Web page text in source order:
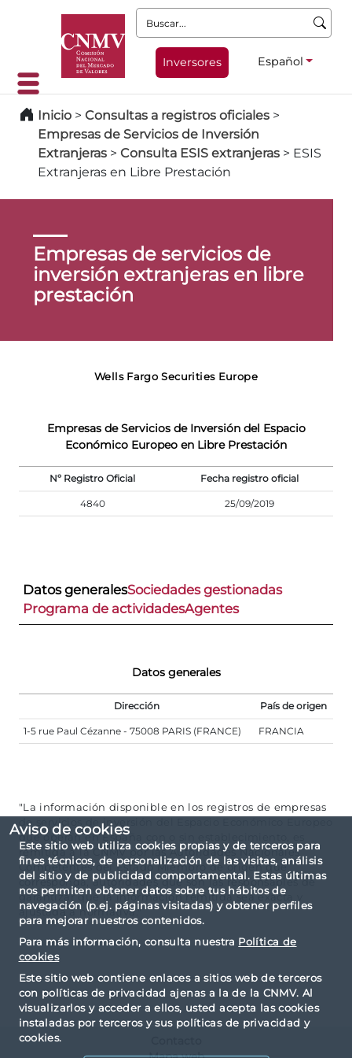
Aviso de cookies
Este sitio web utiliza cookies propias y de terceros para
fines técnicos, de personalización de las visitas, análisis
del sitio y de publicidad comportamental. Estas últimas
nos permiten obtener datos sobre tus hábitos de
navegación (p.ej. páginas visitadas) y obtener perfiles
para mejorar nuestros contenidos.
Para más información, consulta nuestra Política de
cookies
Este sitio web contiene enlaces a sitios web de terceros
con políticas de privacidad ajenas a la de la CNMV. Al
visualizarlos y acceder a ellos, usted acepta las cookies
instaladas por terceros y sus políticas de privacidad y
cookies.
Buscar:
Inversores Español
Inicio > Consultas a registros oficiales >
Empresas de Servicios de Inversión
Extranjeras > Consulta ESIS extranjeras > ESIS
Extranjeras en Libre Prestación
Empresas de servicios de
inversión extranjeras en libre
prestación
Wells Fargo Securities Europe
Empresas de Servicios de Inversión del Espacio
Económico Europeo en Libre Prestación
Nº Registro Oficial Fecha registro oficial
4840 25/09/2019
Datos generalesSociedades gestionadas
Programa de actividadesAgentes
Datos generales
Dirección País de origen
1-5 rue Paul Cézanne - 75008 PARIS (FRANCE) FRANCIA
"La información disponible en los registros de empresas
de servicios de inversión del Espacio Económico Europeo
que operan en España con o sin establecimiento, es
remitida a la CNMV por las Autoridades Nacionales
Competentes del Estado Miembro de origen que
corresponda, autoridades que son las responsables de
garantizar que la información remitida sea exacta y
ajustada a normativa."